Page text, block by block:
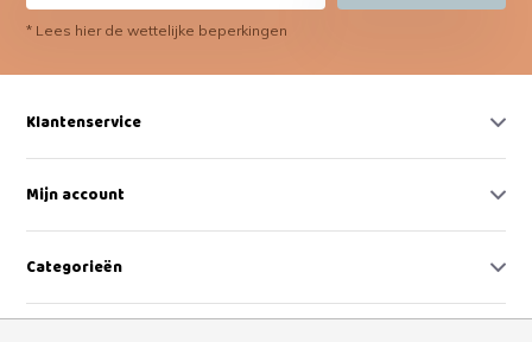
* Lees hier de wettelijke beperkingen
Klantenservice
Mijn account
Categorieën